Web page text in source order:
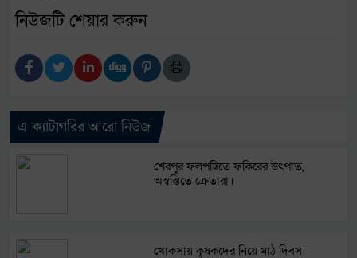
নিউজটি শেয়ার করুন
এ ক্যাটাগরির আরো নিউজ
শেরপুর ফলপট্টিতে ফকিরের উৎপাত,
অস্বস্তিতে ক্রেতারা।
খোকসায় কৃষকদের নিয়ে মাঠ দিবস